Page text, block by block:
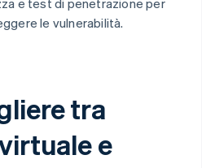
e test di penetrazione per
le vulnerabilità.
tra
e